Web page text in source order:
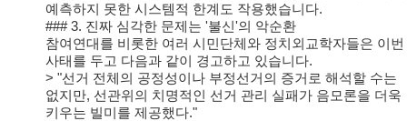
예측하지 못한 시스템적 한계도 작용했습니다.
### 3. 진짜 심각한 문제는 '불신'의 악순환
참여연대를 비롯한 여러 시민단체와 정치외교학자들은 이번
사태를 두고 다음과 같이 경고하고 있습니다.
> "선거 전체의 공정성이나 부정선거의 증거로 해석할 수는
없지만, 선관위의 치명적인 선거 관리 실패가 음모론을 더욱
키우는 빌미를 제공했다."